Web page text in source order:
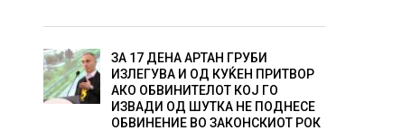
ЗА 17 ДЕНА АРТАН ГРУБИ
ИЗЛЕГУВА И ОД КУЌЕН ПРИТВОР
АКО ОБВИНИТЕЛОТ КОЈ ГО
ИЗВАДИ ОД ШУТКА НЕ ПОДНЕСЕ
ОБВИНЕНИЕ ВО ЗАКОНСКИОТ РОК